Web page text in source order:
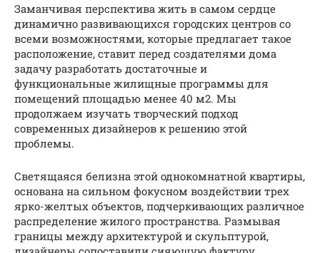
Заманчивая перспектива жить в самом сердце
динамично развивающихся городских центров со
всеми возможностями, которые предлагает такое
расположение, ставит перед создателями дома
задачу разработать достаточные и
функциональные жилищные программы для
помещений площадью менее 40 м2. Мы
продолжаем изучать творческий подход
современных дизайнеров к решению этой
проблемы.
Светящаяся белизна этой однокомнатной квартиры,
основана на сильном фокусном воздействии трех
ярко-желтых объектов, подчеркивающих различное
распределение жилого пространства. Размывая
границы между архитектурой и скульптурой,